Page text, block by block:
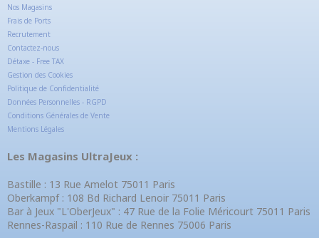
Nos Magasins
Frais de Ports
Recrutement
Contactez-nous
Détaxe - Free TAX
Gestion des Cookies
Politique de Confidentialité
Données Personnelles - RGPD
Conditions Générales de Vente
Mentions Légales
Les Magasins UltraJeux :
Bastille : 13 Rue Amelot 75011 Paris
Oberkampf : 108 Bd Richard Lenoir 75011 Paris
Bar à Jeux "L'OberJeux" : 47 Rue de la Folie Méricourt 75011 Paris
Rennes-Raspail : 110 Rue de Rennes 75006 Paris